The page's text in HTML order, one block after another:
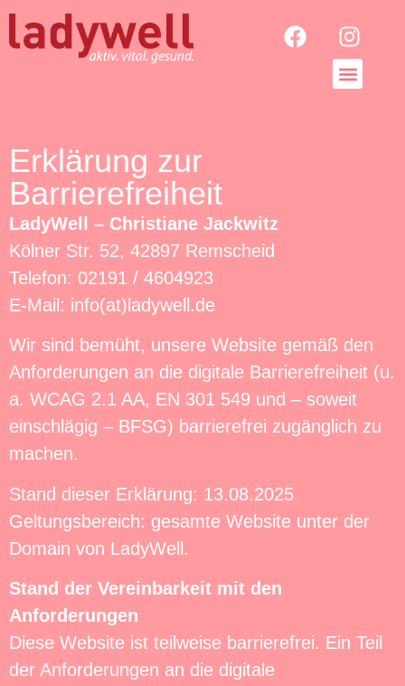
Erklärung zur
Barrierefreiheit
LadyWell – Christiane Jackwitz
Kölner Str. 52, 42897 Remscheid
Telefon: 02191 / 4604923
E-Mail: info(at)ladywell.de
Wir sind bemüht, unsere Website gemäß den
Anforderungen an die digitale Barrierefreiheit (u.
a. WCAG 2.1 AA, EN 301 549 und – soweit
einschlägig – BFSG) barrierefrei zugänglich zu
machen.
Stand dieser Erklärung: 13.08.2025
Geltungsbereich: gesamte Website unter der
Domain von LadyWell.
Stand der Vereinbarkeit mit den
Anforderungen
Diese Website ist teilweise barrierefrei. Ein Teil
der Anforderungen an die digitale